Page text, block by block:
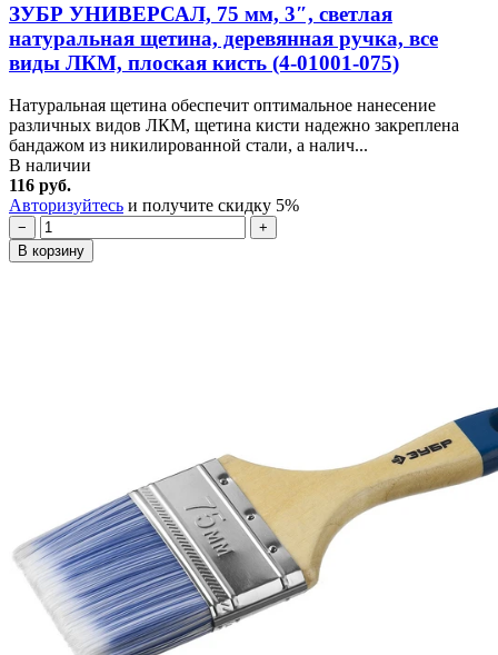
ЗУБР УНИВЕРСАЛ, 75 мм, 3″, светлая
натуральная щетина, деревянная ручка, все
виды ЛКМ, плоская кисть (4-01001-075)
Натуральная щетина обеспечит оптимальное нанесение
различных видов ЛКМ, щетина кисти надежно закреплена
бандажом из никилированной стали, а налич...
В наличии
116 руб.
Авторизуйтесь и получите скидку 5%
−
+
В корзину